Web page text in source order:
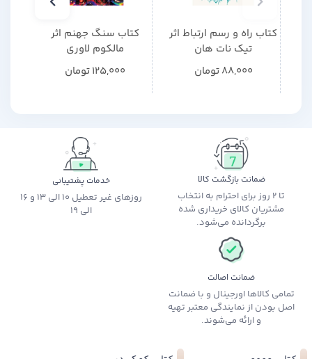
کتاب راه و رسم ارتباط اثر
تیک نات هان
88,000تومان
کتاب سنگ جهنم اثر
مالکوم لاوری
125,000تومان
ضمانت بازگشت کالا
تا 2 روز برای احترام به انتخاب
مشتریان کالای خریداری شده
برگردانده می‌شود.
خدمات پشتیبانی
روزهای غیر تعطیل 10 الی 13 و 16
الی 19
ضمانت اصالت
تمامی کالاها اورجینال و با ضمانت
اصل بودن از نمایندگی معتبر تهیه
و ارائه می‌شوند.